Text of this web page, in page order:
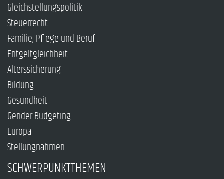
Gleichstellungspolitik
Steuerrecht
Familie, Pflege und Beruf
Entgeltgleichheit
Alterssicherung
Bildung
Gesundheit
Gender Budgeting
Europa
Stellungnahmen
SCHWERPUNKTTHEMEN